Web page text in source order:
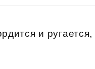
и